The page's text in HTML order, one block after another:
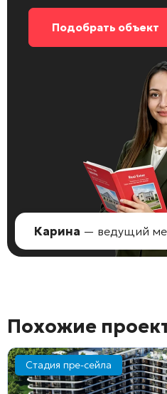
Подобрать объект
Карина — ведущий
Похожие
Стадия пре-сейла